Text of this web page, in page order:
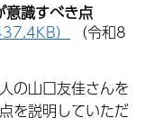
意識すべき点
）
（令和8
の山口友佳さんを
を説明していただ